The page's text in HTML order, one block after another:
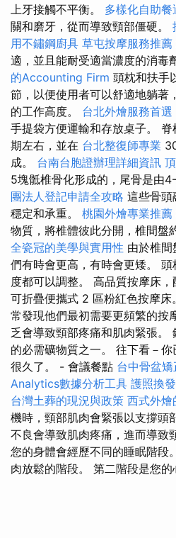
上牙接觸不平衡。 多樣化自助餐
關和磨牙，從而導致頸部僵硬。
用不鏽鋼廚具 草屯按摩服務推薦
適，並且能耐受適當濃度的消毒
的Accounting Firm 頭枕和扶手
節，以便使用者可以舒適地躺著
的工作高度。 台北外燴服務首選
手提袋方便運輸和存放桌子。
期左右，並在 台北整復師專業
成。 台南台胞證辦理詳細資訊
5塊骶椎骨化形成的，尾骨是由
團法人登記申請全攻略 這些骨頭
穩定和承重。 桃園外燴專業推薦
物質，將椎體彼此分開，椎間盤
全瓷冠的美學與實用性 由於椎
們有時會更高，有時會更矮。
度都可以調整。 高品質按摩床，
可折疊便攜式 2 區粉紅色按摩床
常發現他們最初需要更頻繁的按
乏會導致頸部疼痛和肌肉緊張。
的必需礦物質之一。 往下看－
很久了。 - 會議餐點 台中骨盆矯
Analytics數據分析工具 護照換
台灣土葬的現況與政策 西式外燴
機時，頸部肌肉會緊張以支撐頭
不良會導致肌肉疼痛，進而導致
您的身體會經歷不同的睡眠階段
肉放鬆的階段。 第二階段是您的